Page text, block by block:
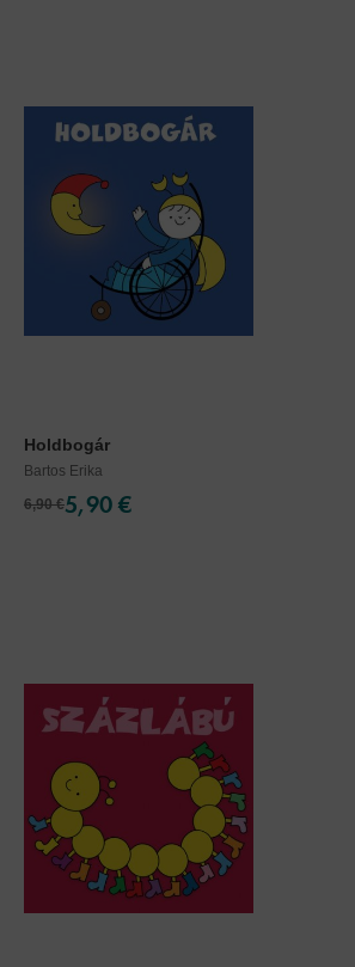
Holdbogár
Bartos Erika
6,90 €5,90 €